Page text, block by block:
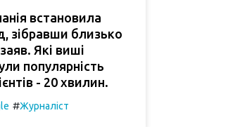
встановила
зібравши близько
Які виші
популярність
- 20 хвилин.
#Журналіст